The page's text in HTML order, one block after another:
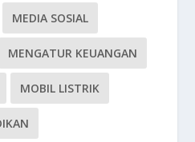
MEDIA SOSIAL
MENGATUR KEUANGAN
MOBIL LISTRIK